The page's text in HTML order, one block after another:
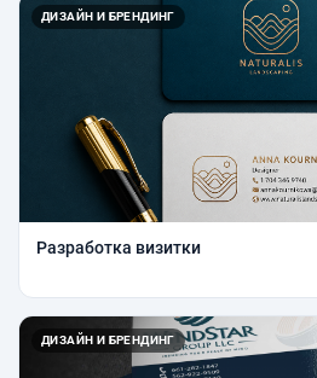
ДИЗАЙН И БРЕНДИНГ
Разработка визитки
ДИЗАЙН И БРЕНДИНГ